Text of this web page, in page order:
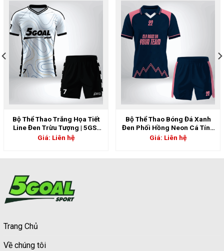
Bộ Thể Thao Trắng Họa Tiết
Line Đen Trừu Tượng | 5GS-
06797
Giá: Liên hệ
Bộ Thể Thao Bóng Đá Xanh
Đen Phối Hồng Neon Cá Tính
| 5GS-06820
Giá: Liên hệ
Trang Chủ
Về chúng tôi